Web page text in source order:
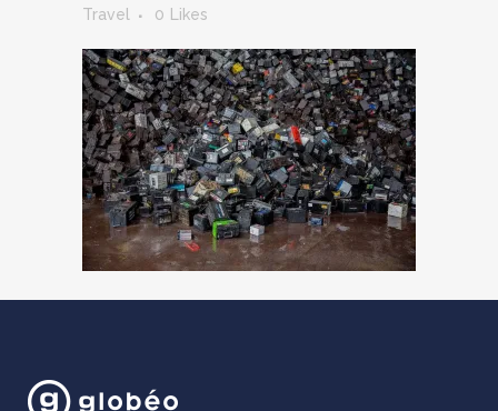
Travel
0 Likes